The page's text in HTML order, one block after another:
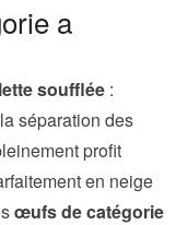
a
soufflée :
séparation des
profit
en neige
œufs de catégorie